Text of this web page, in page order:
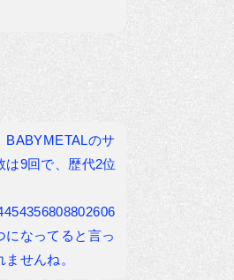
BABYMETALのサ
は9回で、歴代2位
になってると言っ
せんね。